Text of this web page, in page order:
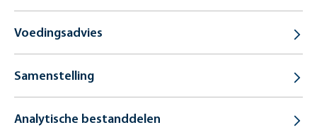
Voedingsadvies
Samenstelling
Analytische bestanddelen